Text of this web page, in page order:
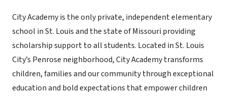
City Academy is the only private, independent elementary
school in St. Louis and the state of Missouri providing
scholarship support to all students. Located in St. Louis
City’s Penrose neighborhood, City Academy transforms
children, families and our community through exceptional
education and bold expectations that empower children